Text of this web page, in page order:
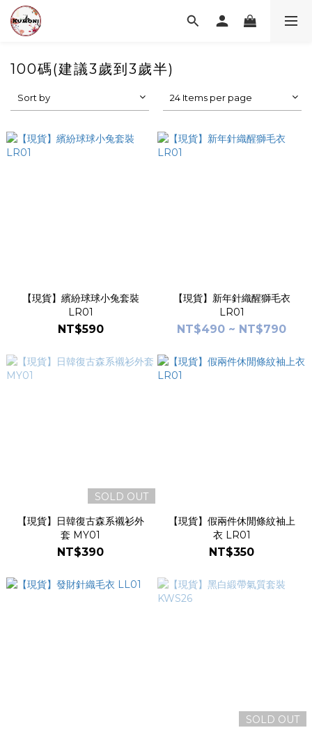
100碼(建議3歲到3歲半)
Sort by 24 Items per page
【現貨】繽紛球球小兔套裝
LR01
NT$590
【現貨】新年針織醒獅毛衣
LR01
NT$490 ~ NT$790
SOLD OUT
【現貨】日韓復古森系襯衫外
套 MY01
NT$390
【現貨】假兩件休閒條紋袖上
衣 LR01
NT$350
SOLD OUT